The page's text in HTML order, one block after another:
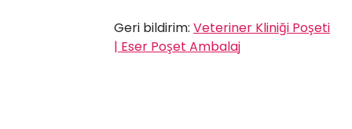
Geri bildirim: Veteriner Kliniği Poşeti
| Eser Poşet Ambalaj